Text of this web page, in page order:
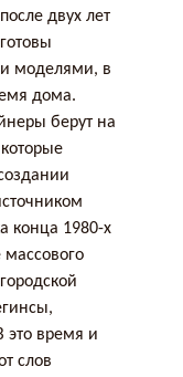
двух лет
моделями, в
дома.
берут на
конца 1980-х
это время и
слов